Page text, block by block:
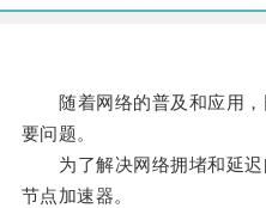
随着网络的普及和应用，
要问题。
为了解决网络拥堵和延迟
节点加速器。